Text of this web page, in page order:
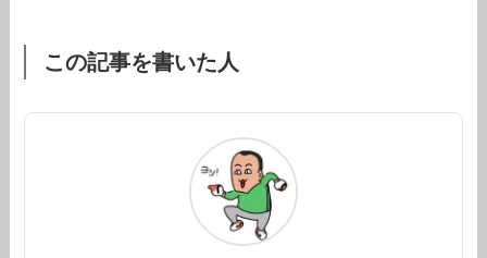
この記事を書いた人